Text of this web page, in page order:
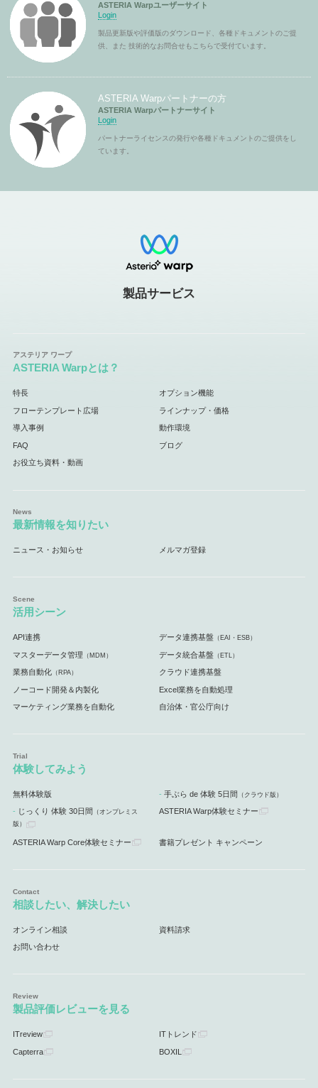
ASTERIA Warpユーザーサイト
Login
製品更新版や評価版のダウンロード、各種ドキュメントのご提
供、また 技術的なお問合せもこちらで受付ています。
ASTERIA Warpパートナーの方
ASTERIA Warpパートナーサイト
Login
パートナーライセンスの発行や各種ドキュメントのご提供をし
ています。
製品サービス
ASTERIA Warpとは？
特長 オプション機能
フローテンプレート広場 ラインナップ・価格
導入事例 動作環境
FAQ ブログ
お役立ち資料・動画
最新情報を知りたい
ニュース・お知らせ メルマガ登録
活用シーン
API連携 データ連携基盤 （EAI・ESB）
マスターデータ管理 （MDM） データ統合基盤 （ETL）
業務自動化（RPA） クラウド連携基盤
ノーコード開発＆内製化 Excel業務を自動処理
マーケティング業務を自動化 自治体・官公庁向け
体験してみよう
無料体験版 手ぶら de 体験 5日間 （クラウド版）
じっくり 体験 30日間 （オンプレミス
版）
ASTERIA Warp体験セミナー
ASTERIA Warp Core体験セミナー 書籍プレゼント キャンペーン
相談したい、解決したい
オンライン相談 資料請求
お問い合わせ
製品評価レビューを見る
ITreview ITトレンド
Capterra BOXIL